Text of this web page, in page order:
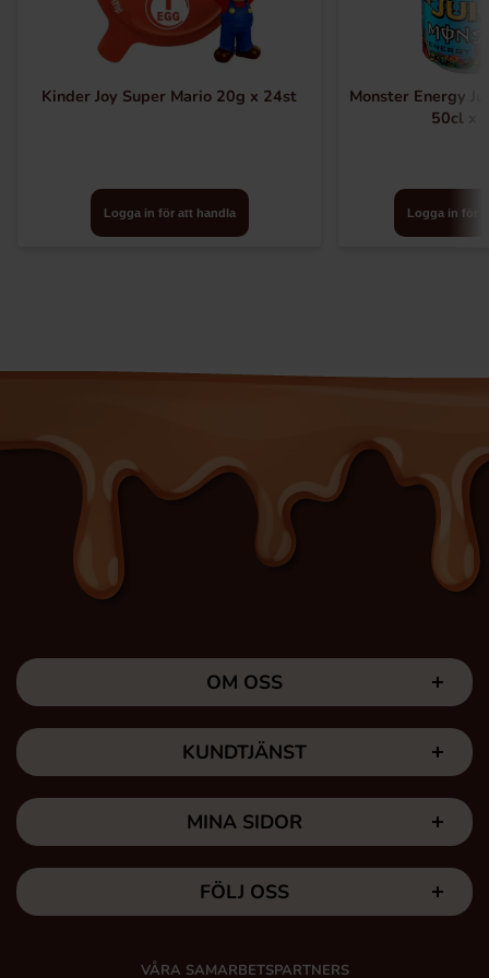
Kinder Joy Super Mario 20g x 24st
Logga in för att handla
Monster Energy
50cl x
Logga in för
OM OSS
KUNDTJÄNST
MINA SIDOR
FÖLJ OSS
VÅRA SAMARBETSPARTNERS